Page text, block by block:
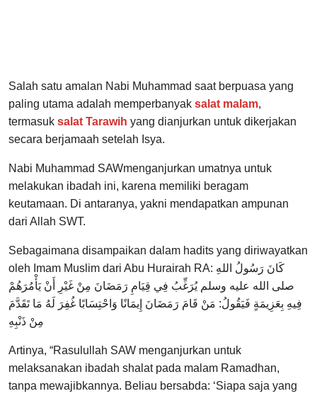
Salah satu amalan Nabi Muhammad saat berpuasa yang
paling utama adalah memperbanyak salat malam,
termasuk salat Tarawih yang dianjurkan untuk dikerjakan
secara berjamaah setelah Isya.
Nabi Muhammad SAWmenganjurkan umatnya untuk
melakukan ibadah ini, karena memiliki beragam
keutamaan. Di antaranya, yakni mendapatkan ampunan
dari Allah SWT.
Sebagaimana disampaikan dalam hadits yang diriwayatkan
oleh Imam Muslim dari Abu Hurairah RA: كَانَ رَسُولُ اللهِ
صلى الله عليه وسلم ‌يُرَغِّبُ ‌فِي ‌قِيَامِ ‌رَمَضَانَ مِنْ غَيْرِ أَنْ يَأْمُرَهُمْ
فِيهِ بِعَزِيمَةٍ فَيَقُولُ: مَنْ قَامَ رَمَضَانَ إِيمَانًا وَاحْتِسَابًا غُفِرَ لَهُ مَا تَقَدَّمَ
مِنْ ذَنْبِهِ
Artinya, “Rasulullah SAW menganjurkan untuk
melaksanakan ibadah shalat pada malam Ramadhan,
tanpa mewajibkannya. Beliau bersabda: ‘Siapa saja yang